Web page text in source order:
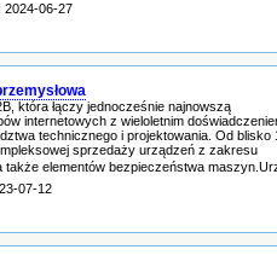
2024-06-27
która łączy jednocześnie najnowszą
internetowych z wieloletnim
technicznego i projektowania. Od blisko
sprzedaży urządzeń z zakresu
także elementów bezpieczeństwa
07-12